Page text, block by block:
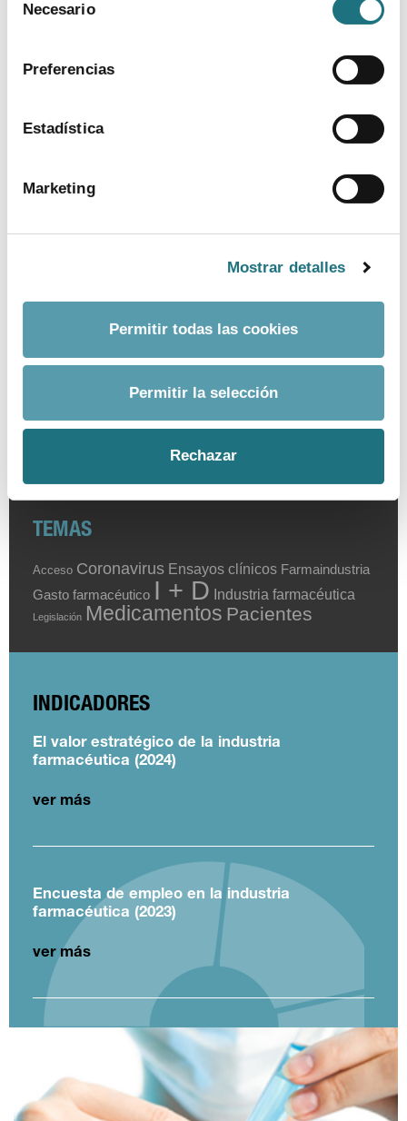
Necesario
Preferencias
Estadística
Marketing
Mostrar detalles
Permitir todas las cookies
Permitir la selección
Rechazar
BUSCADOR AVANZADO
TEMAS
Acceso Coronavirus Ensayos clínicos Farmaindustria
Gasto farmacéutico I + D Industria farmacéutica
Legislación Medicamentos Pacientes
INDICADORES
El valor estratégico de la industria
farmacéutica (2024)
ver más
Encuesta de empleo en la industria
farmacéutica (2023)
ver más